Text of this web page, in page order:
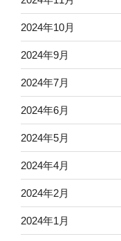
2024年10月
2024年9月
2024年7月
2024年6月
2024年5月
2024年4月
2024年2月
2024年1月